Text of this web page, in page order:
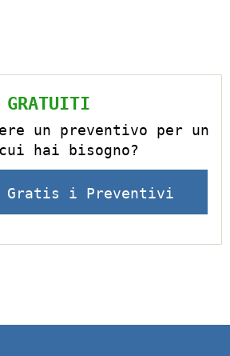
GRATUITI
un preventivo per un
hai bisogno?
Gratis i Preventivi